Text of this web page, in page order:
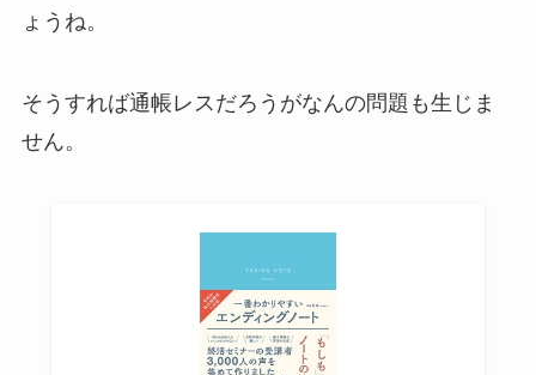
ょうね。
そうすれば通帳レスだろうがなんの問題も生じま
せん。